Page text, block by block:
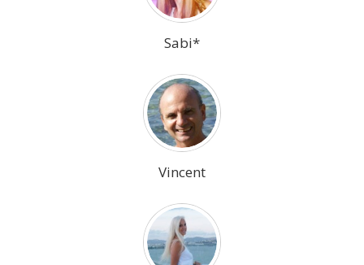
Sabi*
Vincent